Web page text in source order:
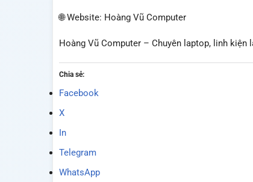
🌐 Website: Hoàng Vũ Computer
Hoàng Vũ Computer – Chuyên laptop, linh
Chia sẻ:
Facebook
X
In
Telegram
WhatsApp